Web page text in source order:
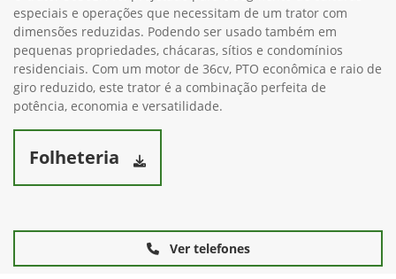
especiais e operações que necessitam de um trator com
dimensões reduzidas. Podendo ser usado também em
pequenas propriedades, chácaras, sítios e condomínios
residenciais. Com um motor de 36cv, PTO econômica e raio de
giro reduzido, este trator é a combinação perfeita de
potência, economia e versatilidade.
Folheteria
Ver telefones